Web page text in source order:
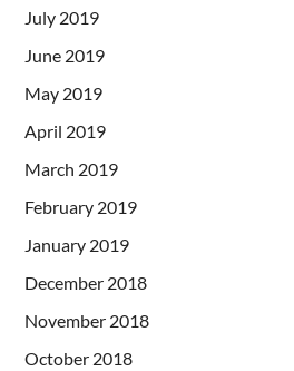
July 2019
June 2019
May 2019
April 2019
March 2019
February 2019
January 2019
December 2018
November 2018
October 2018